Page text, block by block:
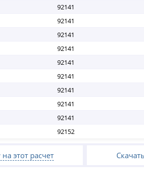
92141
92141
92141
92141
92141
92141
92141
92141
92141
92152
этот расчет